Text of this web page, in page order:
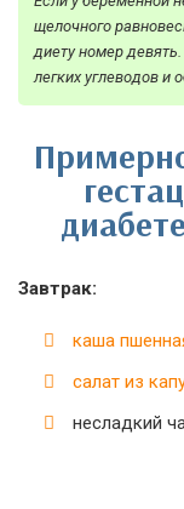
щелочного
диету номер
легких углеводов и
Завтрак:
каша
салат из
несладкий